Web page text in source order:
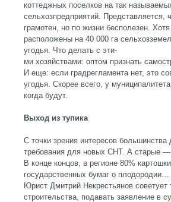
коттеджных поселков на так
сельхозпредприятий.
грамотен, но по жизни бесполезен.
расположены на 40 000 га
угодья. Что делать с эти-
ми хозяйствами: оптом признать
И еще: если градрегламента нет, это
угодья. Скорее всего, у
когда будут.
Выход из тупика
С точки зрения интересов
требования для новых СНТ. А старые —
В конце концов, в регионе 80%
государственных бумаг о плодородии…
Юрист Дмитрий Некрестьянов
строительства, подавать заявление в